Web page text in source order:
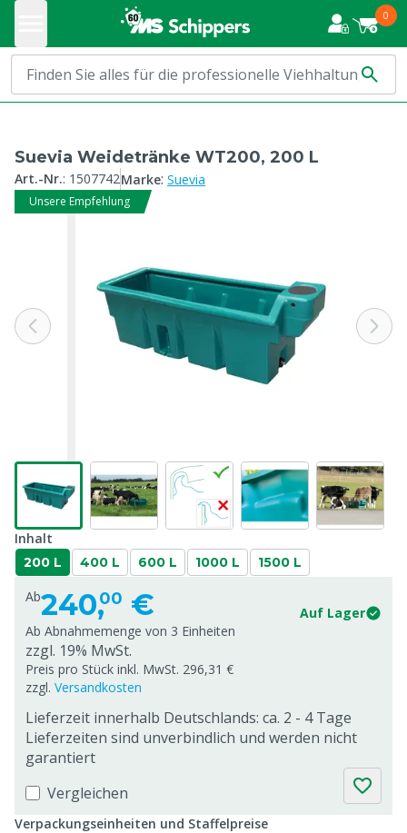
0
Suevia Weidetränke WT200, 200 L
Art.-Nr.: 1507742Marke: Suevia
Unsere Empfehlung
Inhalt
200 L 400 L 600 L 1000 L 1500 L
Ab240,00 €
Auf Lager
Ab Abnahmemenge von 3 Einheiten
zzgl. 19% MwSt.
Preis pro Stück inkl. MwSt. 296,31 €
zzgl. Versandkosten
Lieferzeit innerhalb Deutschlands: ca. 2 - 4 Tage
Lieferzeiten sind unverbindlich und werden nicht
garantiert
Vergleichen
Verpackungseinheiten und Staffelpreise